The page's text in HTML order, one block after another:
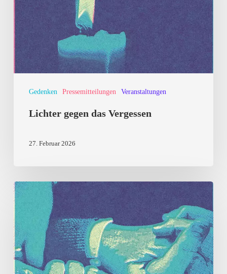
Gedenken Pressemitteilungen Veranstaltungen
Lichter gegen das Vergessen
27. Februar 2026
Mahnwache:
Kann
ICE
auch
hier
passieren?